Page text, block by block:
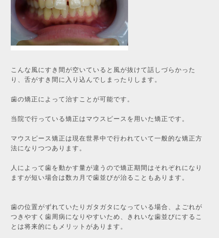
こんな風にすき間が空いていると風が抜けて話しづらかった
り、舌がすき間に入り込んでしまったりします。
歯の矯正によって治すことが可能です。
当院で行っている矯正はマウスピースを用いた矯正です。
マウスピース矯正は現在世界中で行われていて一般的な矯正方
法になりつつあります。
人によって歯を動かす量が違うので矯正期間はそれぞれになり
ますが短い場合は数カ月で歯並びが治ることもあります。
歯の位置がずれていたりガタガタになっている場合、よごれが
つきやすく歯周病になりやすいため、きれいな歯並びにするこ
とは将来的にもメリットがあります。